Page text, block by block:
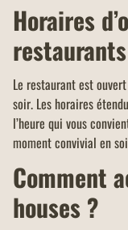
Horaires
restaurants
Le restaurant est
soir. Les horaires
l’heure qui vous
moment convivial en
Comment
houses ?